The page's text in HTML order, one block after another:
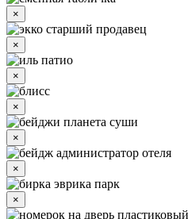
×
×
×
×
×
×
×